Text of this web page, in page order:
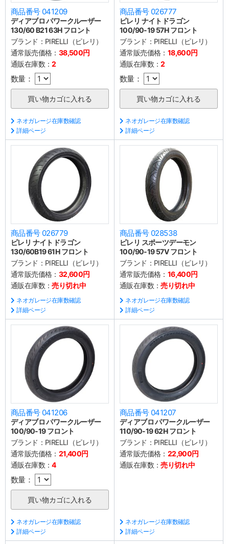
商品番号 041209
ディアブロ パワークルーザー
130/60 B21 63H フロント
ブランド： PIRELLI（ピレリ）
通常販売価格： 38,500円
通販在庫数：2
数量：
ネオガレージ在庫数確認
詳細ページ
商品番号 026777
ピレリ ナイトドラゴン
100/90-19 57H フロント
ブランド： PIRELLI（ピレリ）
通常販売価格： 18,600円
通販在庫数：2
数量：
ネオガレージ在庫数確認
詳細ページ
商品番号 026779
ピレリ ナイトドラゴン
130/60B19 61H フロント
ブランド： PIRELLI（ピレリ）
通常販売価格： 32,600円
通販在庫数：売り切れ中
ネオガレージ在庫数確認
詳細ページ
商品番号 028538
ピレリ スポーツデーモン
100/90-19 57V フロント
ブランド： PIRELLI（ピレリ）
通常販売価格： 16,400円
通販在庫数：売り切れ中
ネオガレージ在庫数確認
詳細ページ
商品番号 041206
ディアブロ パワークルーザー
100/90-19 フロント
ブランド： PIRELLI（ピレリ）
通常販売価格： 21,400円
通販在庫数：4
数量：
ネオガレージ在庫数確認
詳細ページ
商品番号 041207
ディアブロ パワークルーザー
110/90-19 62H フロント
ブランド： PIRELLI（ピレリ）
通常販売価格： 22,900円
通販在庫数：売り切れ中
ネオガレージ在庫数確認
詳細ページ